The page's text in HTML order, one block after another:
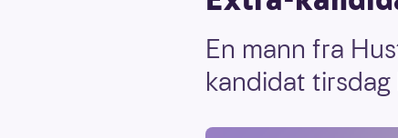
En mann fra
kandidat tirsdag